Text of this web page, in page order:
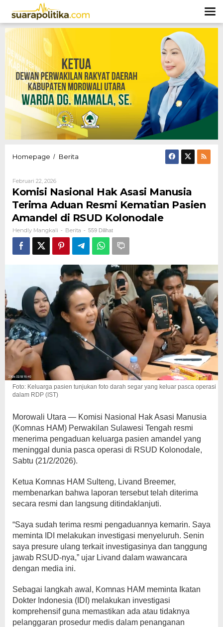
konten
Homepage / Berita
Manusia
Terima
Aduan
Resmi
Kematian
Pasien
Amandel
di
RSUD
Kolonodale
Februari 22, 2026Oleh
Hendly
Mangkali
Komisi Nasional Hak Asasi Manusia
Terima Aduan Resmi Kematian Pasien
Amandel di RSUD Kolonodale
Hendly Mangkali - Berita - 559 Dilihat
Foto: Keluarga pasien tunjukan foto darah segar yang keluar pasca operasi
dalam RDP (IST)
Morowali Utara — Komisi Nasional Hak Asasi Manusia
(Komnas HAM) Perwakilan Sulawesi Tengah resmi
menerima pengaduan keluarga pasien amandel yang
meninggal dunia pasca operasi di RSUD Kolonodale,
Sabtu (21/2/2026).
Ketua Komnas HAM Sulteng, Livand Breemer,
membenarkan bahwa laporan tersebut telah diterima
secara resmi dan langsung ditindaklanjuti.
“Saya sudah terima resmi pengaduannya kemarin. Saya
meminta IDI melakukan investigasi menyeluruh. Senin
saya presure ulang terkait investigasinya dan tanggung
jawab RSUD-nya,” ujar Livand dalam wawancara
dengan media ini.
Sebagai langkah awal, Komnas HAM meminta Ikatan
Dokter Indonesia (IDI) melakukan investigasi
komprehensif guna memastikan ada atau tidaknya
pelanggaran prosedur medis dalam penanganan